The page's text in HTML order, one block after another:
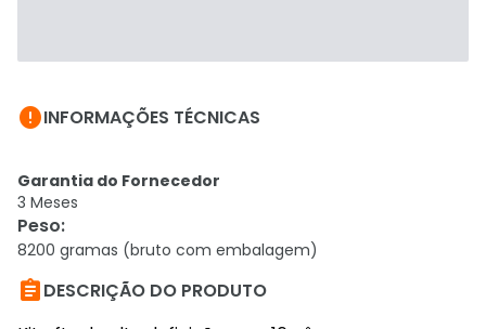
INFORMAÇÕES TÉCNICAS
Garantia do Fornecedor
3 Meses
Peso:
8200 gramas (bruto com embalagem)
DESCRIÇÃO DO PRODUTO